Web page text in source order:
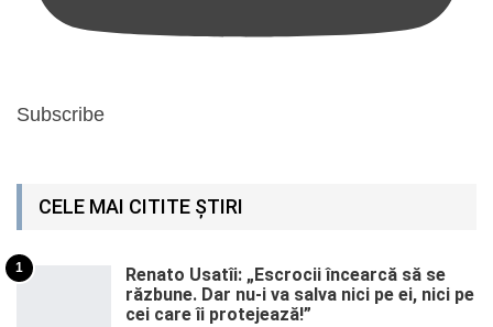
Subscribe
CELE MAI CITITE ȘTIRI
1
Renato Usatîi: „Escrocii încearcă să se
răzbune. Dar nu-i va salva nici pe ei, nici pe
cei care îi protejează!”